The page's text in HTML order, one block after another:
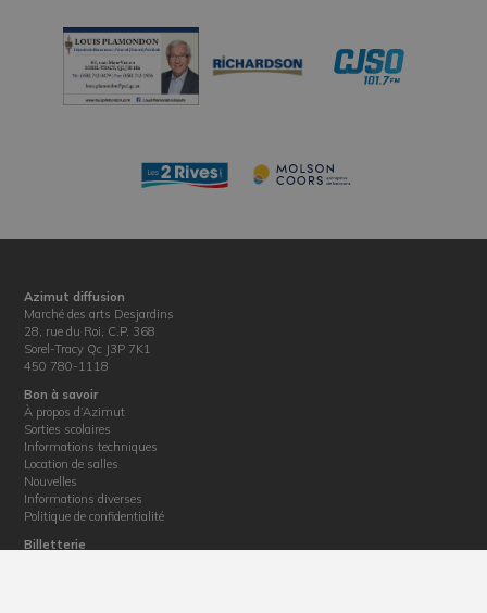
Azimut diffusion
Marché des arts Desjardins
28, rue du Roi, C.P. 368
Sorel-Tracy Qc J3P 7K1
450 780-1118
Bon à savoir
À propos d’Azimut
Sorties scolaires
Informations techniques
Location de salles
Nouvelles
Informations diverses
Politique de confidentialité
Billetterie